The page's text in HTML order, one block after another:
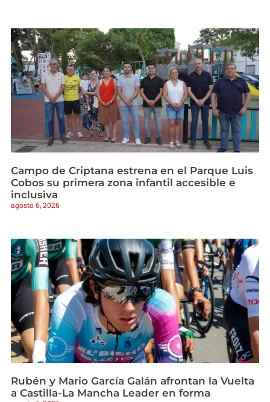
Campo de Criptana estrena en el Parque Luis
Cobos su primera zona infantil accesible e
inclusiva
agosto 6, 2026
Rubén y Mario García Galán afrontan la Vuelta
a Castilla-La Mancha Leader en forma